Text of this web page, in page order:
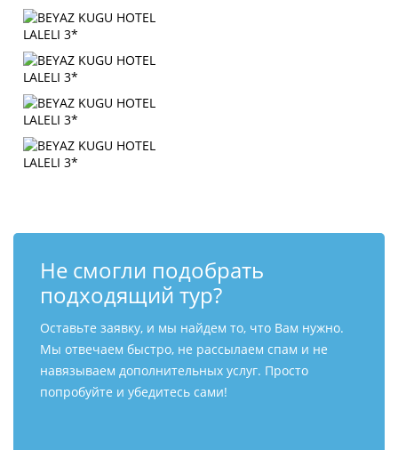
Не смогли подобрать
подходящий тур?
Оставьте заявку, и мы найдем то, что Вам нужно.
Мы отвечаем быстро, не рассылаем спам и не
навязываем дополнительных услуг. Просто
попробуйте и убедитесь сами!